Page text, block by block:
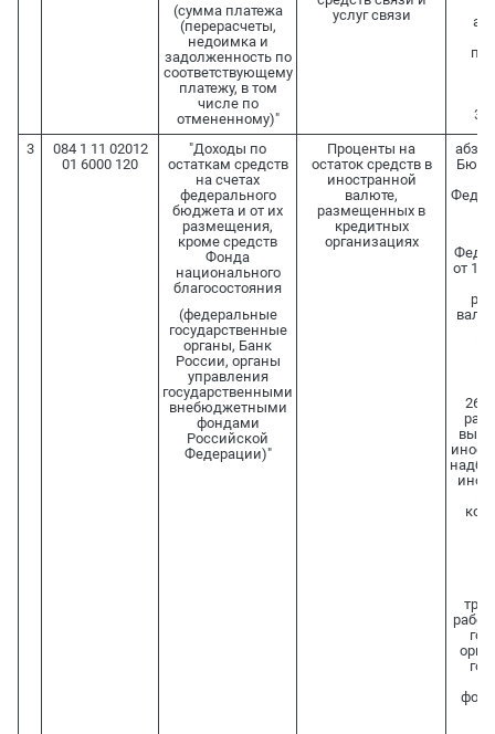
(сумма платежа
(перерасчеты,
недоимка и
задолженность по
соответствующему
платежу, в том
числе по
отмененному)"
услуг связи
3
084 1 11 02012
01 6000 120
"Доходы по
остаткам средств
на счетах
федерального
бюджета и от их
размещения,
кроме средств
Фонда
национального
благосостояния
(федеральные
государственные
органы, Банк
России, органы
управления
государственными
внебюджетными
фондами
Российской
Федерации)"
Проценты на
остаток средств в
иностранной
валюте,
размещенных в
кредитных
организациях
абз. 3
от